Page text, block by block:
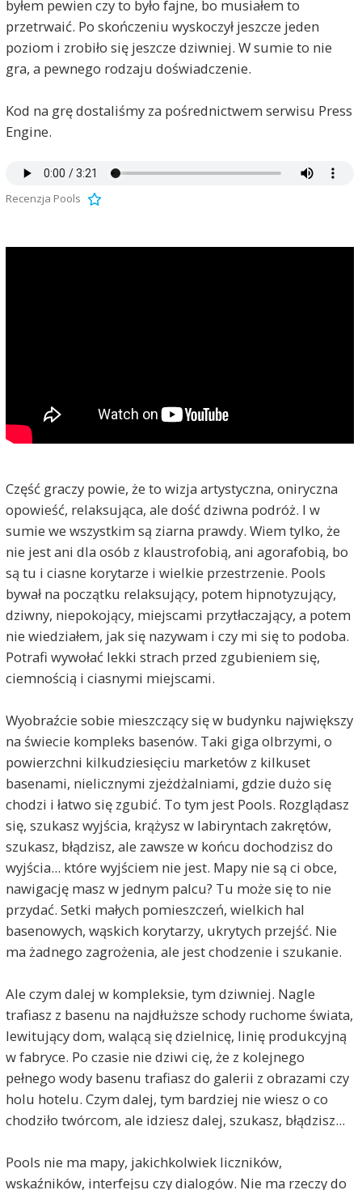
byłem pewien czy to było fajne, bo musiałem to
przetrwaić. Po skończeniu wyskoczył jeszcze jeden
poziom i zrobiło się jeszcze dziwniej. W sumie to nie
gra, a pewnego rodzaju doświadczenie.
Kod na grę dostaliśmy za pośrednictwem serwisu Press
Engine.
Recenzja Pools
Część graczy powie, że to wizja artystyczna, oniryczna
opowieść, relaksująca, ale dość dziwna podróż. I w
sumie we wszystkim są ziarna prawdy. Wiem tylko, że
nie jest ani dla osób z klaustrofobią, ani agorafobią, bo
są tu i ciasne korytarze i wielkie przestrzenie. Pools
bywał na początku relaksujący, potem hipnotyzujący,
dziwny, niepokojący, miejscami przytłaczający, a potem
nie wiedziałem, jak się nazywam i czy mi się to podoba.
Potrafi wywołać lekki strach przed zgubieniem się,
ciemnością i ciasnymi miejscami.
Wyobraźcie sobie mieszczący się w budynku największy
na świecie kompleks basenów. Taki giga olbrzymi, o
powierzchni kilkudziesięciu marketów z kilkuset
basenami, nielicznymi zjeżdżalniami, gdzie dużo się
chodzi i łatwo się zgubić. To tym jest Pools. Rozglądasz
się, szukasz wyjścia, krążysz w labiryntach zakrętów,
szukasz, błądzisz, ale zawsze w końcu dochodzisz do
wyjścia... które wyjściem nie jest. Mapy nie są ci obce,
nawigację masz w jednym palcu? Tu może się to nie
przydać. Setki małych pomieszczeń, wielkich hal
basenowych, wąskich korytarzy, ukrytych przejść. Nie
ma żadnego zagrożenia, ale jest chodzenie i szukanie.
Ale czym dalej w kompleksie, tym dziwniej. Nagle
trafiasz z basenu na najdłuższe schody ruchome świata,
lewitujący dom, walącą się dzielnicę, linię produkcyjną
w fabryce. Po czasie nie dziwi cię, że z kolejnego
pełnego wody basenu trafiasz do galerii z obrazami czy
holu hotelu. Czym dalej, tym bardziej nie wiesz o co
chodziło twórcom, ale idziesz dalej, szukasz, błądzisz...
Pools nie ma mapy, jakichkolwiek liczników,
wskaźników, interfejsu czy dialogów. Nie ma rzeczy do